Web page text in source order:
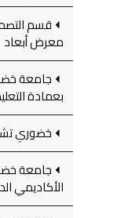
قسم
معرض أبعاد
جامعة
بعمادة
خضوري
جامعة
الأكاديمي